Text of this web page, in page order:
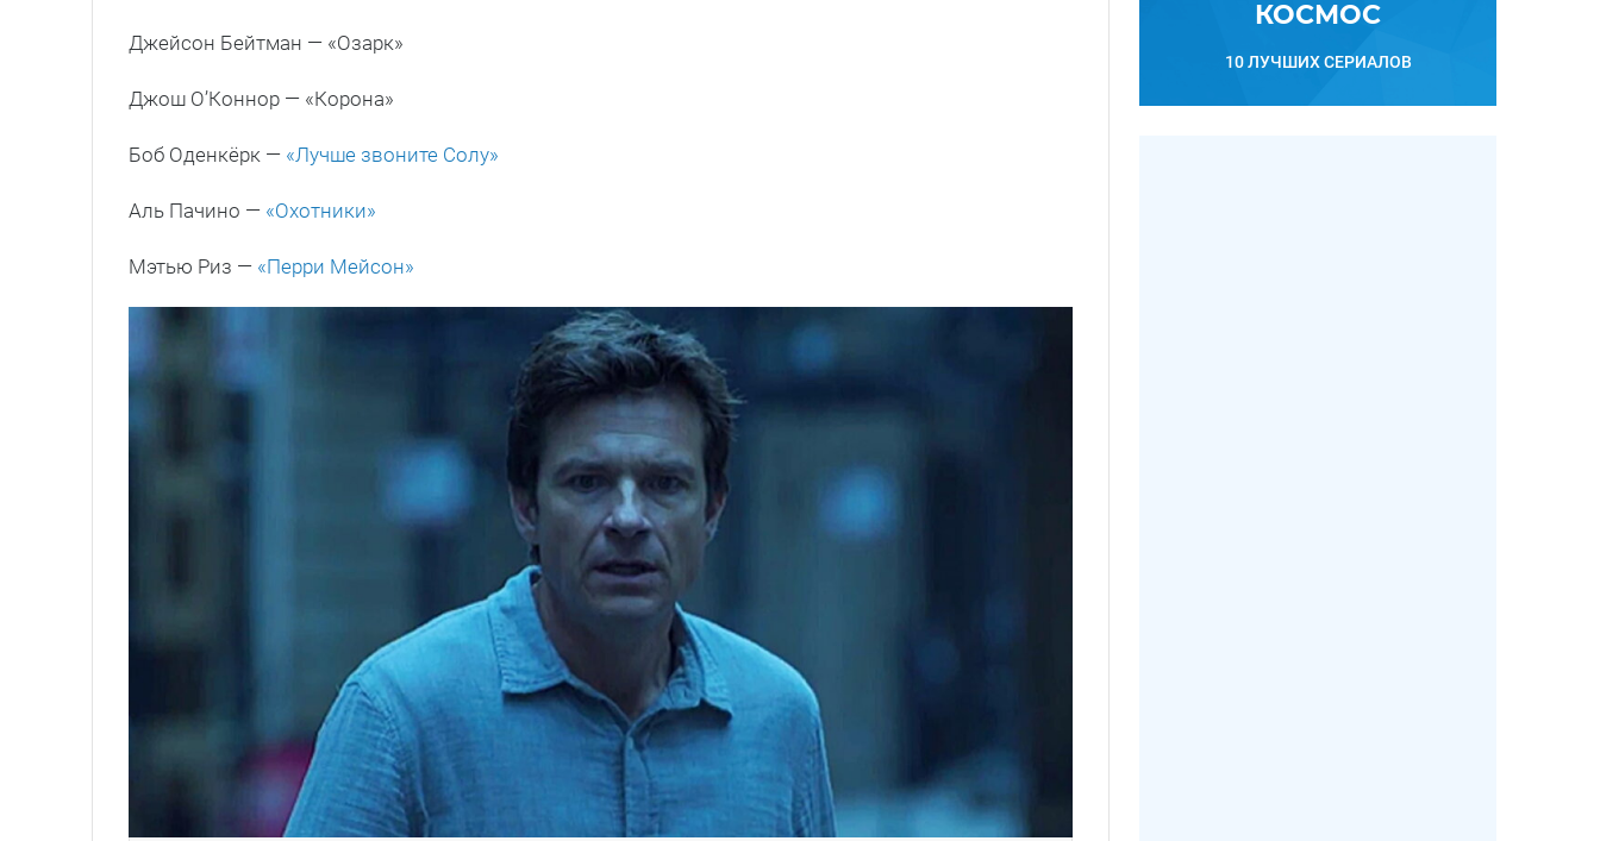
Джейсон Бейтман — «Озарк»
Джош О’Коннор — «Корона»
Боб Оденкёрк — «Лучше звоните Солу»
Аль Пачино — «Охотники»
Мэтью Риз — «Перри Мейсон»
КОСМОС
10 ЛУЧШИХ СЕРИАЛОВ